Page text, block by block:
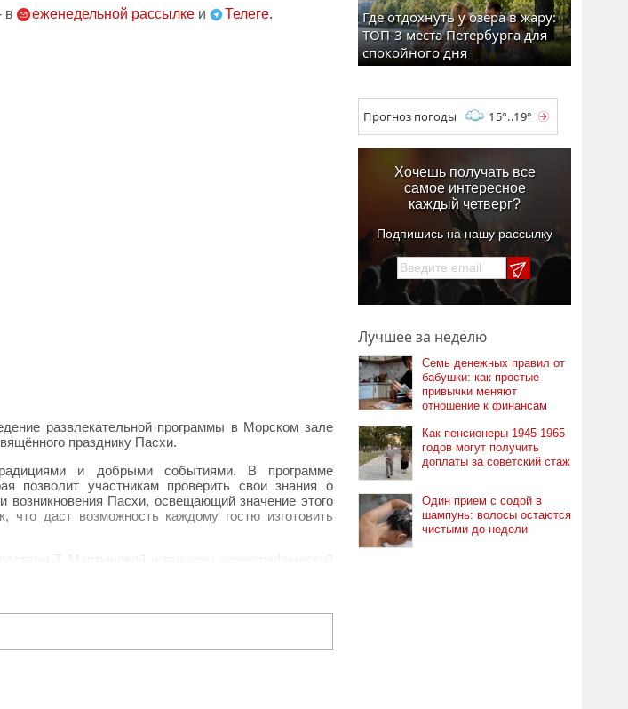
в еженедельной рассылке и Телеге.
развлекательной программы в Морском зале
празднику Пасхи.
и добрыми событиями. В программе
позволит участникам проверить свои знания о
возникновения Пасхи, освещающий значение этого
что даст возможность каждому гостю изготовить
Т. Мартыновой и танцоры хореографической
номера обещают стать ярким дополнением к
веселья. Мероприятие организовано в рамках
России.
Где отдохнуть у озера в жару:
ТОП-3 места Петербурга для
спокойного дня
Прогноз погоды 15°..19°
Хочешь получать все
самое интересное
каждый четверг?
Подпишись на нашу рассылку
Лучшее за неделю
Семь денежных правил от
бабушки: как простые
привычки меняют
отношение к финансам
Как пенсионеры 1945-1965
годов могут получить
доплаты за советский стаж
Один прием с содой в
шампунь: волосы остаются
чистыми до недели